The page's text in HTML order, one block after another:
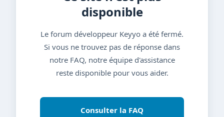
disponible
Le forum développeur Keyyo a été fermé.
Si vous ne trouvez pas de réponse dans
notre FAQ, notre équipe d'assistance
reste disponible pour vous aider.
Consulter la FAQ